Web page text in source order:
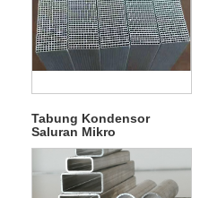
Tabung Kondensor
Saluran Mikro